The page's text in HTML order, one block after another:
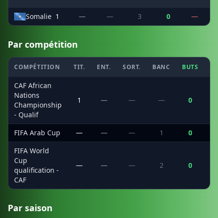
Somalie 1 — — 3 0 —
Par compétition
COMPÉTITION TIT. ENT. SORT. BANC BUTS
CAF African
Nations
Championship
- Qualif
1 — — — 0
FIFA Arab Cup — — — 1 0
FIFA World
Cup
qualification -
CAF
— — — 2 0
Par saison